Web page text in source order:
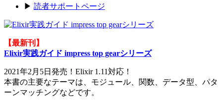
▶ 読者サポートページ
【最新刊】
Elixir実践ガイド impress top gearシリーズ
2021年2月5日発売！Elixir 1.11対応！
本書の主要なテーマは、モジュール、関数、データ型、パタ
ーンマッチングなどです。